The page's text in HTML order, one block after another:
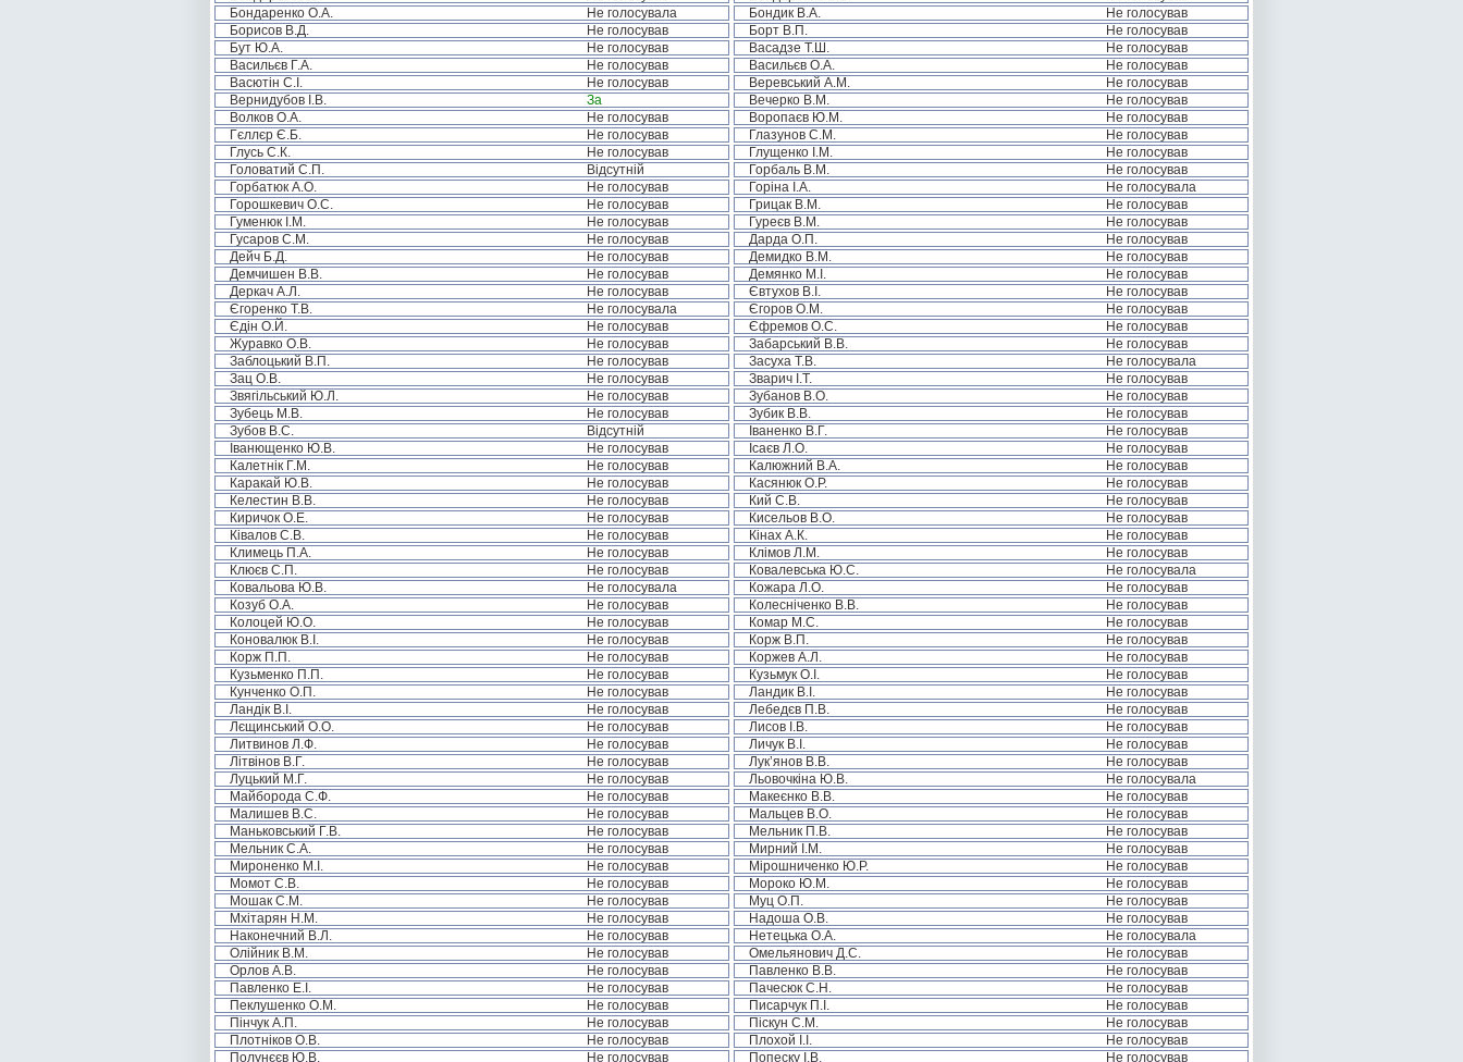
Бондаренко О.А.
Не голосувала Бондик В.А.
Не голосував
Борисов В.Д.
Не голосував Борт В.П.
Не голосував
Бут Ю.А.
Не голосував Васадзе Т.Ш.
Не голосував
Васильєв Г.А.
Не голосував Васильєв О.А.
Не голосував
Васютін С.І.
Не голосував Веревський А.М.
Не голосував
Вернидубов І.В.
За Вечерко В.М.
Не голосував
Волков О.А.
Не голосував Воропаєв Ю.М.
Не голосував
Гєллєр Є.Б.
Не голосував Глазунов С.М.
Не голосував
Глусь С.К.
Не голосував Глущенко І.М.
Не голосував
Головатий С.П.
Відсутній Горбаль В.М.
Не голосував
Горбатюк А.О.
Не голосував Горіна І.А.
Не голосувала
Горошкевич О.С.
Не голосував Грицак В.М.
Не голосував
Гуменюк І.М.
Не голосував Гуреєв В.М.
Не голосував
Гусаров С.М.
Не голосував Дарда О.П.
Не голосував
Дейч Б.Д.
Не голосував Демидко В.М.
Не голосував
Демчишен В.В.
Не голосував Демянко М.І.
Не голосував
Деркач А.Л.
Не голосував Євтухов В.І.
Не голосував
Єгоренко Т.В.
Не голосувала Єгоров О.М.
Не голосував
Єдін О.Й.
Не голосував Єфремов О.С.
Не голосував
Журавко О.В.
Не голосував Забарський В.В.
Не голосував
Заблоцький В.П.
Не голосував Засуха Т.В.
Не голосувала
Зац О.В.
Не голосував Зварич І.Т.
Не голосував
Звягільський Ю.Л.
Не голосував Зубанов В.О.
Не голосував
Зубець М.В.
Не голосував Зубик В.В.
Не голосував
Зубов В.С.
Відсутній Іваненко В.Г.
Не голосував
Іванющенко Ю.В.
Не голосував Ісаєв Л.О.
Не голосував
Калетнік Г.М.
Не голосував Калюжний В.А.
Не голосував
Каракай Ю.В.
Не голосував Касянюк О.Р.
Не голосував
Келестин В.В.
Не голосував Кий С.В.
Не голосував
Киричок О.Е.
Не голосував Кисельов В.О.
Не голосував
Ківалов С.В.
Не голосував Кінах А.К.
Не голосував
Климець П.А.
Не голосував Клімов Л.М.
Не голосував
Клюєв С.П.
Не голосував Ковалевська Ю.С.
Не голосувала
Ковальова Ю.В.
Не голосувала Кожара Л.О.
Не голосував
Козуб О.А.
Не голосував Колесніченко В.В.
Не голосував
Колоцей Ю.О.
Не голосував Комар М.С.
Не голосував
Коновалюк В.І.
Не голосував Корж В.П.
Не голосував
Корж П.П.
Не голосував Коржев А.Л.
Не голосував
Кузьменко П.П.
Не голосував Кузьмук О.І.
Не голосував
Кунченко О.П.
Не голосував Ландик В.І.
Не голосував
Ландік В.І.
Не голосував Лебедєв П.В.
Не голосував
Лєщинський О.О.
Не голосував Лисов І.В.
Не голосував
Литвинов Л.Ф.
Не голосував Личук В.І.
Не голосував
Літвінов В.Г.
Не голосував Лук’янов В.В.
Не голосував
Луцький М.Г.
Не голосував Льовочкіна Ю.В.
Не голосувала
Майборода С.Ф.
Не голосував Макеєнко В.В.
Не голосував
Малишев В.С.
Не голосував Мальцев В.О.
Не голосував
Маньковський Г.В.
Не голосував Мельник П.В.
Не голосував
Мельник С.А.
Не голосував Мирний І.М.
Не голосував
Мироненко М.І.
Не голосував Мірошниченко Ю.Р.
Не голосував
Момот С.В.
Не голосував Мороко Ю.М.
Не голосував
Мошак С.М.
Не голосував Муц О.П.
Не голосував
Мхітарян Н.М.
Не голосував Надоша О.В.
Не голосував
Наконечний В.Л.
Не голосував Нетецька О.А.
Не голосувала
Олійник В.М.
Не голосував Омельянович Д.С.
Не голосував
Орлов А.В.
Не голосував Павленко В.В.
Не голосував
Павленко Е.І.
Не голосував Пачесюк С.Н.
Не голосував
Пеклушенко О.М.
Не голосував Писарчук П.І.
Не голосував
Пінчук А.П.
Не голосував Піскун С.М.
Не голосував
Плотніков О.В.
Не голосував Плохой І.І.
Не голосував
Полунєєв Ю.В.
Не голосував Попеску І.В.
Не голосував